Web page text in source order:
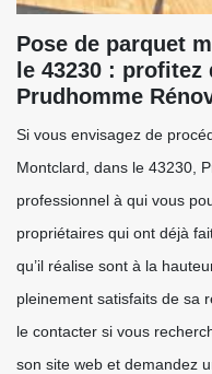
Pose de parquet
le 43230 :
Prudhomme
Si vous envisagez de
Montclard, dans le 43230,
professionnel à qui vous
propriétaires qui ont déjà
qu’il réalise sont à la
pleinement satisfaits de sa
le contacter si vous
son site web et demandez